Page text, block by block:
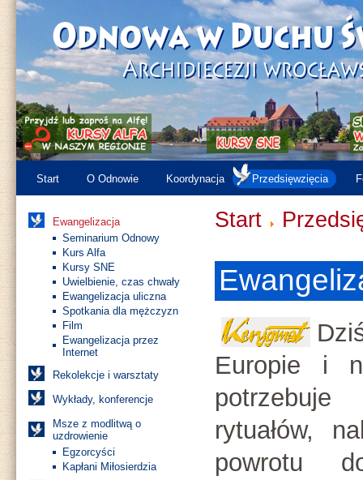
Start O Odnowie Koordynacja Przedsięwzięcia
Ewangelizacja
Seminarium Odnowy
Kurs Alfa
Kursy SNE
Uwielbienie, czas chwały
Ewangelizacja uliczna
Spotkania dla mężczyzn
Film
Ewangelizacja przez
Internet
Rekolekcje i warsztaty
Wykłady, konferencje
Msze z modlitwą o
uzdrowienie
Egzorcyści
Kapłani Miłosierdzia
Start
Europie i
rytuałów,
powrotu